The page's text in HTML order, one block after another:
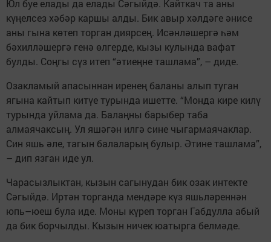
Юл буе елады да елады Сәгыйдә. Кайткач та аны
күңелсез хәбәр каршы алды. Бик авыр хәлдәге әнисе
аны гына көтеп торган диярсең. Исәнләшергә һәм
бәхилләшергә генә өлгерде, кызы кулында вафат
булды. Соңгы сүз итеп “әтиеңне ташлама”, – диде.
Озакламый апасыннан иренең баланы алып туган
ягына кайтып китүе турында ишетте. “Монда кире килү
турында уйлама да. Балаңны барыбер таба
алмаячаксың. Ул яшәгән илгә сине чыгармаячаклар.
Син яшь әле, тагын балаларың булыр. Әтине ташлама”,
– дип язган иде ул.
Чарасызлыктан, кызын сагынудан бик озак интекте
Сәгыйдә. Иртән торганда мендәре күз яшьләреннән
юпь–юеш була иде. Моны күреп торган Габдулла абый
да бик борчылды. Кызын ничек юатырга белмәде.